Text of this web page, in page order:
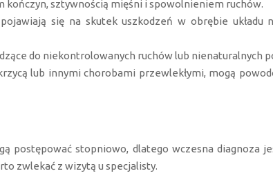
kończyn, sztywnością mięśni i spowolnieniem ruchów.
się na skutek uszkodzeń w obrębie układu
do niekontrolowanych ruchów lub nienaturalnych
lub innymi chorobami przewlekłymi, mogą
postępować stopniowo, dlatego wczesna diagnoza
zwlekać z wizytą u specjalisty.